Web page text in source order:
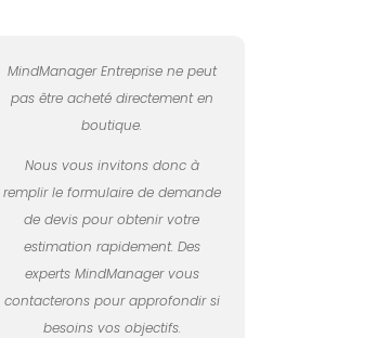
MindManager Entreprise ne peut
pas être acheté directement en
boutique.
Nous vous invitons donc à
remplir le formulaire de demande
de devis pour obtenir votre
estimation rapidement. Des
experts MindManager vous
contacterons pour approfondir si
besoins vos objectifs.